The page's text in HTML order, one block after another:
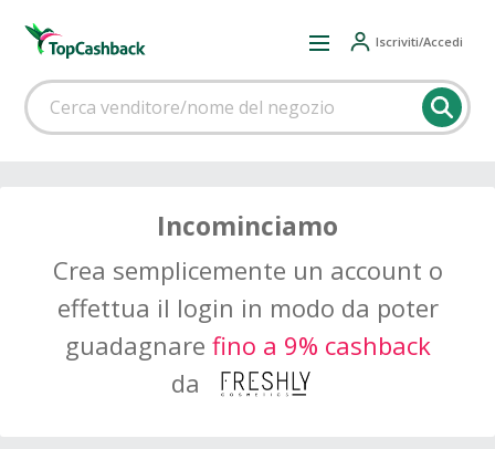
Iscriviti/Accedi
Incominciamo
Crea semplicemente un account o
effettua il login in modo da poter
guadagnare fino a 9% cashback
da